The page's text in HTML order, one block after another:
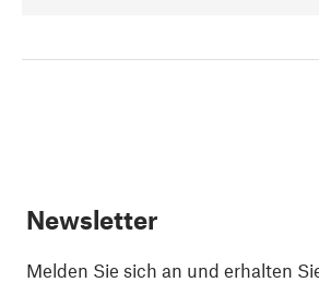
Newsletter
Melden Sie sich an und erhalten